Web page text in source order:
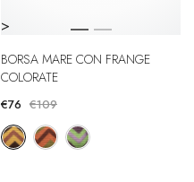
>
BORSA MARE CON FRANGE
COLORATE
€76 €109